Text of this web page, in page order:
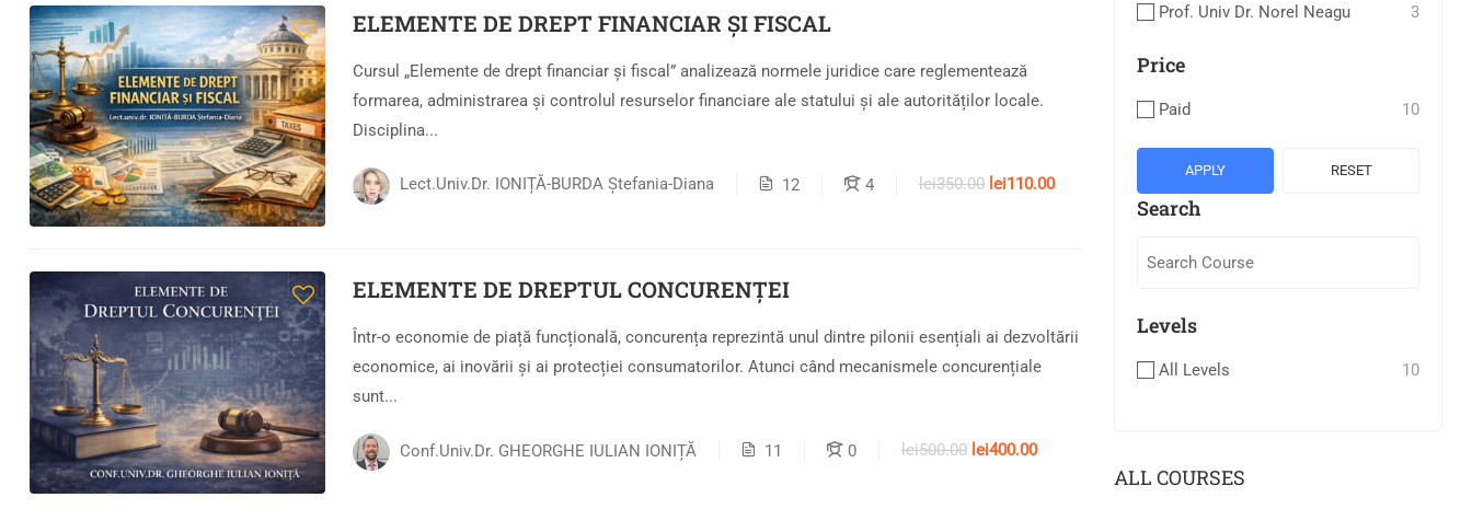
ELEMENTE DE DREPT FINANCIAR ȘI FISCAL
Cursul „Elemente de drept financiar și fiscal” analizează normele juridice care reglementează
formarea, administrarea și controlul resurselor financiare ale statului și ale autorităților locale.
Disciplina...
Lect.univ.dr. IONIȚĂ-BURDA Ștefania-Diana 12 4 lei350.00 lei110.00
ELEMENTE DE DREPTUL CONCURENȚEI
Într-o economie de piață funcțională, concurența reprezintă unul dintre pilonii esențiali ai dezvoltării
economice, ai inovării și ai protecției consumatorilor. Atunci când mecanismele concurențiale
sunt...
Conf.univ.dr. GHEORGHE IULIAN IONIȚĂ 11 0 lei500.00 lei400.00
Prof. Univ Dr. Norel Neagu 3
Price
Paid 10
APPLY RESET
Search
Levels
All Levels 10
ALL COURSES